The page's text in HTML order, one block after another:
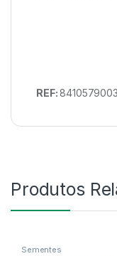
REF:
Produtos
Sementes